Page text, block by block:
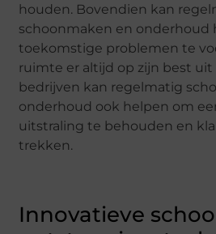
houden. Bovendien kan
schoonmaken en onderhoud
toekomstige problemen te
ruimte er altijd op zijn best uit
bedrijven kan regelmatig
onderhoud ook helpen om
uitstraling te behouden en
trekken.
Innovatieve